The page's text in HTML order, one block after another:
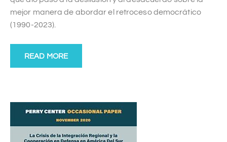
mejor manera de abordar el retroceso democrático
(1990-2023).
READ MORE